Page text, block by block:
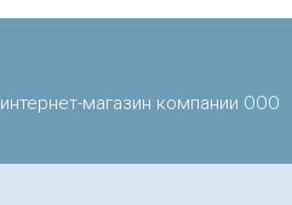
магазин компании ООО